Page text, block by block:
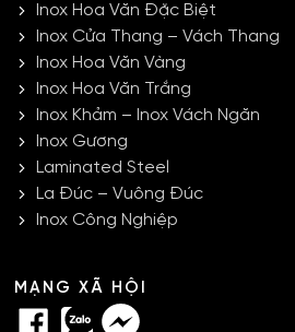
Inox Hoa Văn Đặc Biệt
Inox Cửa Thang – Vách Thang
Inox Hoa Văn Vàng
Inox Hoa Văn Trắng
Inox Khảm – Inox Vách Ngăn
Inox Gương
Laminated Steel
La Đúc – Vuông Đúc
Inox Công Nghiệp
MẠNG XÃ HỘI